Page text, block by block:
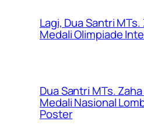
Lagi, Dua Santri MTs.
Medali Olimpiade
Dua Santri MTs.
Medali Nasional
Poster